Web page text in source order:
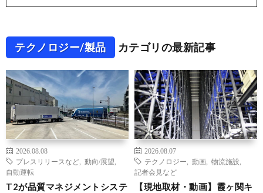
テクノロジー/製品 カテゴリの最新記事
2026.08.08
プレスリリースなど
動向/展望
自動運転
T2が品質マネジメントシステ
2026.08.07
テクノロジー
動画 物流施設
記者会見など
【現地取材・動画】霞ヶ関キ